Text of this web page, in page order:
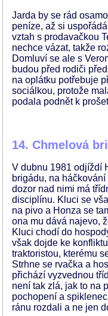
Jarda by se rád
peníze, až si
vztah s prodavačkou
nechce vázat, takže
Domluví se ale s
budou před rodiči
na oplátku potřebuje
sociálkou, protože
podala podnět k
14. Chmelová
V dubnu 1981 odjíždí
brigádu, na
dozor nad nimi má
disciplínu. Kluci se
na pivo a Honza se
ona mu dává najevo,
Kluci chodí do
však dojde ke
traktoristou, kterému
Strhne se rvačka a
přichází vyzvednou
není tak zlá, jak to na
pochopení a
ránu rozdali a ne jen